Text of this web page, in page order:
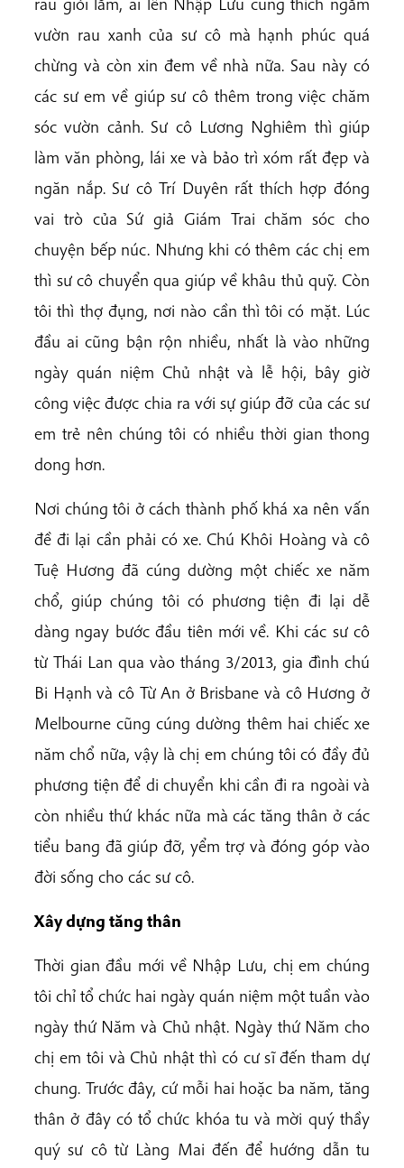
vườn rau xanh của sư cô mà hạnh phúc quá
chừng và còn xin đem về nhà nữa. Sau này có
các sư em về giúp sư cô thêm trong việc chăm
sóc vườn cảnh. Sư cô Lương Nghiêm thì giúp
làm văn phòng, lái xe và bảo trì xóm rất đẹp và
ngăn nắp. Sư cô Trí Duyên rất thích hợp đóng
vai trò của Sứ giả Giám Trai chăm sóc cho
chuyện bếp núc. Nhưng khi có thêm các chị em
thì sư cô chuyển qua giúp về khâu thủ quỹ. Còn
tôi thì thợ đụng, nơi nào cần thì tôi có mặt. Lúc
đầu ai cũng bận rộn nhiều, nhất là vào những
ngày quán niệm Chủ nhật và lễ hội, bây giờ
công việc được chia ra với sự giúp đỡ của các sư
em trẻ nên chúng tôi có nhiều thời gian thong
dong hơn.
Nơi chúng tôi ở cách thành phố khá xa nên vấn
đề đi lại cần phải có xe. Chú Khôi Hoàng và cô
Tuệ Hương đã cúng dường một chiếc xe năm
chổ, giúp chúng tôi có phương tiện đi lại dễ
dàng ngay bước đầu tiên mới về. Khi các sư cô
từ Thái Lan qua vào tháng 3/2013, gia đình chú
Bi Hạnh và cô Từ An ở Brisbane và cô Hương ở
Melbourne cũng cúng dường thêm hai chiếc xe
năm chổ nữa, vậy là chị em chúng tôi có đầy đủ
phương tiện để di chuyển khi cần đi ra ngoài và
còn nhiều thứ khác nữa mà các tăng thân ở các
tiểu bang đã giúp đỡ, yểm trợ và đóng góp vào
đời sống cho các sư cô.
Xây dựng tăng thân
Thời gian đầu mới về Nhập Lưu, chị em chúng
tôi chỉ tổ chức hai ngày quán niệm một tuần vào
ngày thứ Năm và Chủ nhật. Ngày thứ Năm cho
chị em tôi và Chủ nhật thì có cư sĩ đến tham dự
chung. Trước đây, cứ mỗi hai hoặc ba năm, tăng
thân ở đây có tổ chức khóa tu và mời quý thầy
quý sư cô từ Làng Mai đến để hướng dẫn tu